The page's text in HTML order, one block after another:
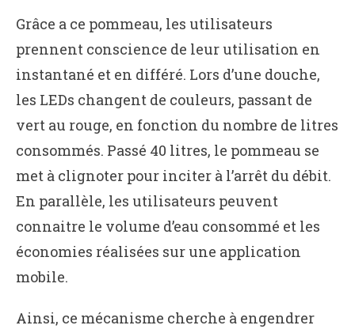
Grâce a ce pommeau, les utilisateurs
prennent conscience de leur utilisation en
instantané et en différé. Lors d’une douche,
les LEDs changent de couleurs, passant de
vert au rouge, en fonction du nombre de litres
consommés. Passé 40 litres, le pommeau se
met à clignoter pour inciter à l’arrêt du débit.
En parallèle, les utilisateurs peuvent
connaitre le volume d’eau consommé et les
économies réalisées sur une application
mobile.
Ainsi, ce mécanisme cherche à engendrer